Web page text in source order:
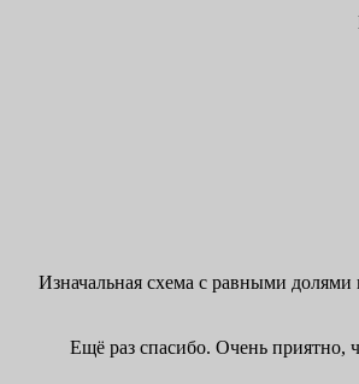
Изначальная схема с равными
Ещё раз спасибо. Очень приятно,